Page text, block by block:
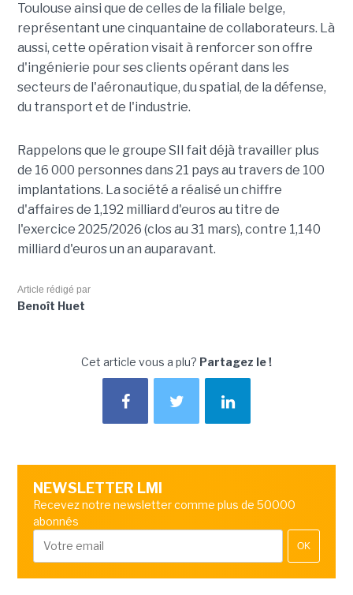
Toulouse ainsi que de celles de la filiale belge,
représentant une cinquantaine de collaborateurs. Là
aussi, cette opération visait à renforcer son offre
d'ingénierie pour ses clients opérant dans les
secteurs de l'aéronautique, du spatial, de la défense,
du transport et de l'industrie.
Rappelons que le groupe SII fait déjà travailler plus
de 16 000 personnes dans 21 pays au travers de 100
implantations. La société a réalisé un chiffre
d'affaires de 1,192 milliard d'euros au titre de
l'exercice 2025/2026 (clos au 31 mars), contre 1,140
milliard d'euros un an auparavant.
Article rédigé par
Benoît Huet
Cet article vous a plu? Partagez le !
NEWSLETTER LMI
Recevez notre newsletter comme plus de 50000
abonnés
OK